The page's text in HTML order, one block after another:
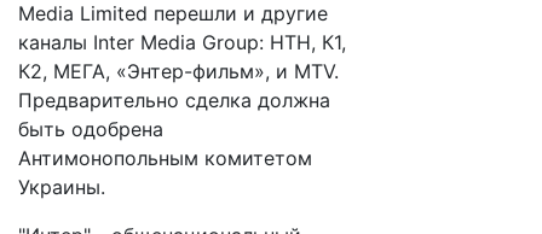
Media Limited перешли и другие
каналы Inter Media Group: НТН, К1,
К2, МЕГА, «Энтер-фильм», и MTV.
Предварительно сделка должна
быть одобрена
Антимонопольным комитетом
Украины.